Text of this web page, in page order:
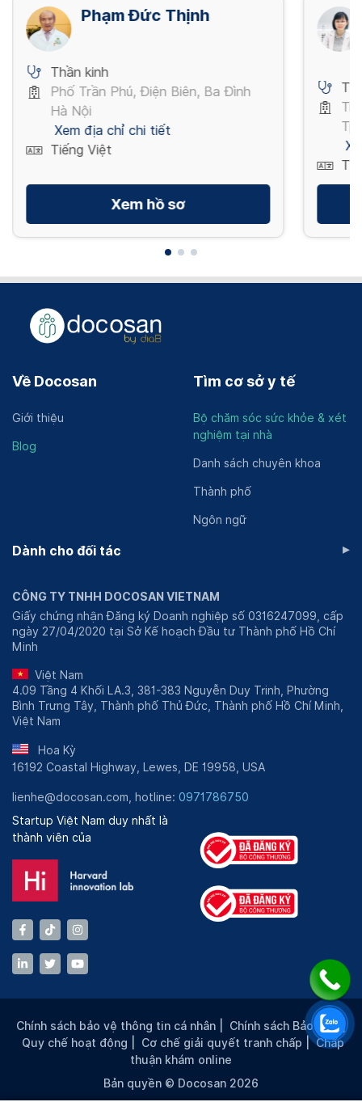
Phạm Đức Thịnh
Thần kinh
Phố Trần Phú, Điện Biên, Ba Đình
Hà Nội
Xem địa chỉ chi tiết
Tiếng Việt
Xem hồ sơ
Tp
Về Docosan
Giới thiệu
Blog
Tìm cơ sở y tế
Bộ chăm sóc sức khỏe & xét
nghiệm tại nhà
Danh sách chuyên khoa
Thành phố
Ngôn ngữ
Dành cho đối tác ▸
CÔNG TY TNHH DOCOSAN VIETNAM
Giấy chứng nhận Đăng ký Doanh nghiệp số 0316247099, cấp
ngày 27/04/2020 tại Sở Kế hoạch Đầu tư Thành phố Hồ Chí
Minh
Việt Nam
4.09 Tầng 4 Khối LA.3, 381-383 Nguyễn Duy Trinh, Phường
Bình Trưng Tây, Thành phố Thủ Đức, Thành phố Hồ Chí Minh,
Việt Nam
Hoa Kỳ
16192 Coastal Highway, Lewes, DE 19958, USA
lienhe@docosan.com, hotline: 0971786750
Startup Việt Nam duy nhất là
thành viên của
Chính sách bảo vệ thông tin cá nhân Chính sách Bảo mật |
Quy chế hoạt động
Cơ chế giải quyết tranh chấp |Chấp
thuận khám online
Bản quyền © Docosan 2026